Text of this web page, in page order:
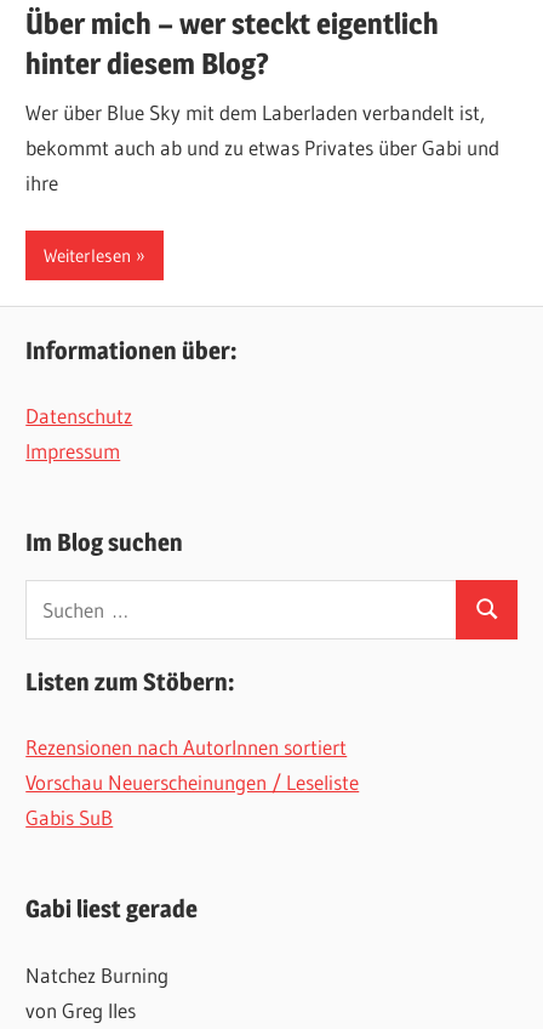
Über mich – wer steckt eigentlich
hinter diesem Blog?
Wer über Blue Sky mit dem Laberladen verbandelt ist,
bekommt auch ab und zu etwas Privates über Gabi und
ihre
Weiterlesen
Informationen über:
Datenschutz
Impressum
Im Blog suchen
Suchen
Listen zum Stöbern:
Rezensionen nach AutorInnen sortiert
Vorschau Neuerscheinungen / Leseliste
Gabis SuB
Gabi liest gerade
Natchez Burning
von Greg Iles